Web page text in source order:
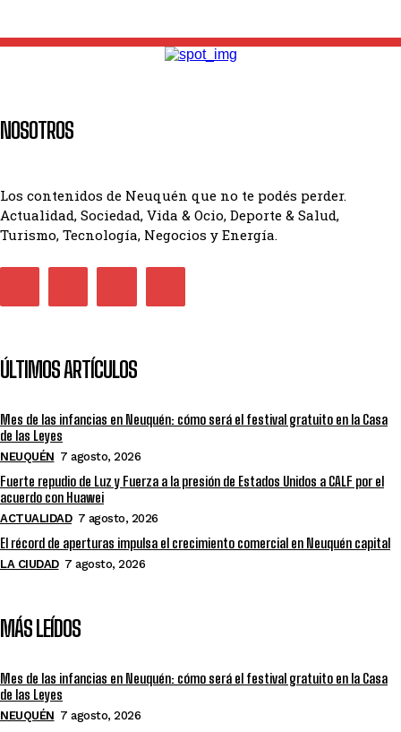
NOSOTROS
Los contenidos de Neuquén que no te podés perder.
Actualidad, Sociedad, Vida & Ocio, Deporte & Salud,
Turismo, Tecnología, Negocios y Energía.
ÚLTIMOS ARTÍCULOS
Mes de las infancias en Neuquén: cómo será el festival gratuito en la Casa
de las Leyes
NEUQUÉN 7 agosto, 2026
Fuerte repudio de Luz y Fuerza a la presión de Estados Unidos a CALF por el
acuerdo con Huawei
ACTUALIDAD 7 agosto, 2026
El récord de aperturas impulsa el crecimiento comercial en Neuquén capital
LA CIUDAD 7 agosto, 2026
MÁS LEÍDOS
Mes de las infancias en Neuquén: cómo será el festival gratuito en la Casa
de las Leyes
NEUQUÉN 7 agosto, 2026